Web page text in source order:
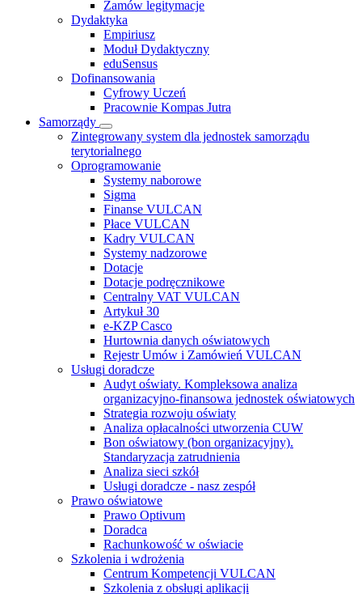
Zamów legitymacje
Dydaktyka
Empiriusz
Moduł Dydaktyczny
eduSensus
Dofinansowania
Cyfrowy Uczeń
Pracownie Kompas Jutra
Samorządy
Zintegrowany system dla jednostek samorządu
terytorialnego
Oprogramowanie
Systemy naborowe
Sigma
Finanse VULCAN
Płace VULCAN
Kadry VULCAN
Systemy nadzorowe
Dotacje
Dotacje podręcznikowe
Centralny VAT VULCAN
Artykuł 30
e-KZP Casco
Hurtownia danych oświatowych
Rejestr Umów i Zamówień VULCAN
Usługi doradcze
Audyt oświaty. Kompleksowa analiza
organizacyjno-finansowa jednostek oświatowych
Strategia rozwoju oświaty
Analiza opłacalności utworzenia CUW
Bon oświatowy (bon organizacyjny).
Standaryzacja zatrudnienia
Analiza sieci szkół
Usługi doradcze - nasz zespół
Prawo oświatowe
Prawo Optivum
Doradca
Rachunkowość w oświacie
Szkolenia i wdrożenia
Centrum Kompetencji VULCAN
Szkolenia z obsługi aplikacji